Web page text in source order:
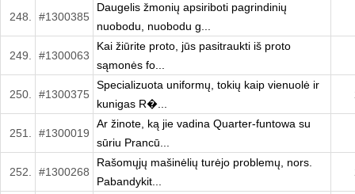
248. #1300385
Daugelis žmonių apsiriboti pagrindinių
nuobodu, nuobodu g...
249. #1300063
Kai žiūrite proto, jūs pasitraukti iš proto
sąmonės fo...
250. #1300375
Specializuota uniformų, tokių kaip vienuolė ir
kunigas R�...
251. #1300019
Ar žinote, ką jie vadina Quarter-funtowa su
sūriu Prancū...
252. #1300268
Rašomųjų mašinėlių turėjo problemų, nors.
Pabandykit...